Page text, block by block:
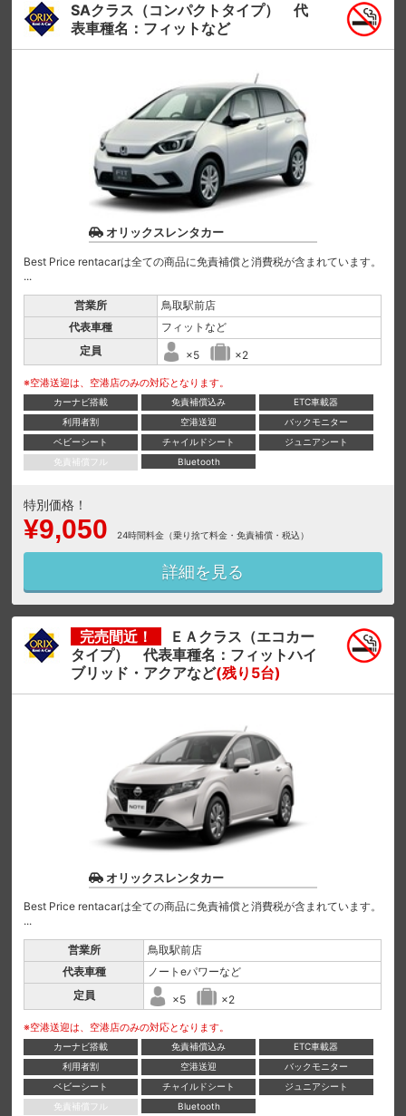
SAクラス（コンパクトタイプ） 代
表車種名：フィットなど
オリックスレンタカー
Best Price rentacarは全ての商品に免責補償と消費税が含まれています。
...
営業所
鳥取駅前店
代表車種
フィットなど
定員
×5 ×2
※空港送迎は、空港店のみの対応となります。
カーナビ搭載 免責補償込み
ETC車載器
利用者割
空港送迎
バックモニター
ベビーシート
チャイルドシート
ジュニアシート
免責補償フル
Bluetooth
特別価格！
¥9,050 24時間料金（乗り捨て料金・免責補償・税込）
詳細を見る
完売間近！
ＥＡクラス（エコカー
タイプ） 代表車種名：フィットハイ
ブリッド・アクアなど(残り5台)
オリックスレンタカー
Best Price rentacarは全ての商品に免責補償と消費税が含まれています。
...
営業所
鳥取駅前店
代表車種
ノートeパワーなど
定員
×5 ×2
※空港送迎は、空港店のみの対応となります。
カーナビ搭載 免責補償込み
ETC車載器
利用者割
空港送迎
バックモニター
ベビーシート
チャイルドシート
ジュニアシート
免責補償フル
Bluetooth